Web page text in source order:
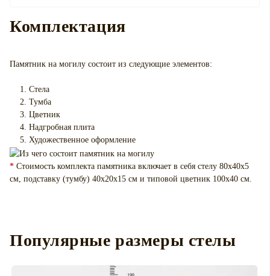
Комплектация
Памятник на могилу состоит из следующие элементов:
Стела
Тумба
Цветник
Надгробная плита
Художественное оформление
* Стоимость комплекта памятника включает в себя стелу 80х40х5
см, подставку (тумбу) 40х20х15 см и типовой цветник 100х40 см.
Популярные размеры стелы